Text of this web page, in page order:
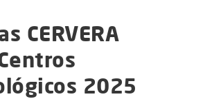
CERVERA
2025